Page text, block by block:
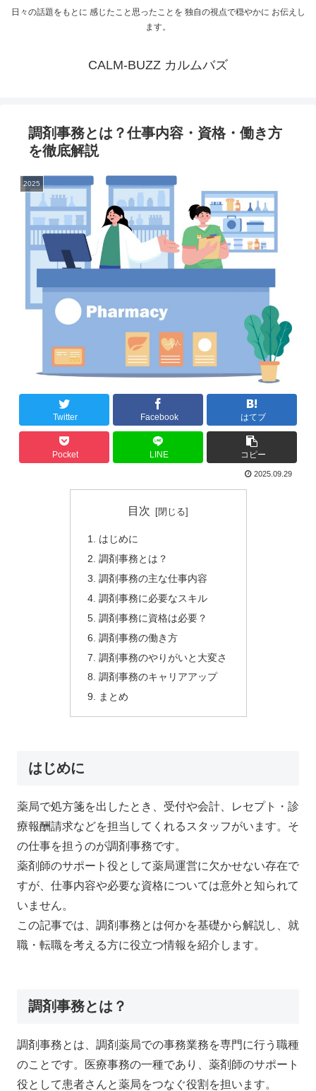
日々の話題をもとに 感じたこと思ったことを 独自の視点で穏やかに お伝えし
ます。
CALM-BUZZ カルムバズ
調剤事務とは？仕事内容・資格・働き方
を徹底解説
2025
Twitter Facebook はてブ
Pocket LINE コピー
2025.09.29
目次
はじめに
調剤事務とは？
調剤事務の主な仕事内容
調剤事務に必要なスキル
調剤事務に資格は必要？
調剤事務の働き方
調剤事務のやりがいと大変さ
調剤事務のキャリアアップ
まとめ
はじめに
薬局で処方箋を出したとき、受付や会計、レセプト・診
療報酬請求などを担当してくれるスタッフがいます。そ
の仕事を担うのが調剤事務です。
薬剤師のサポート役として薬局運営に欠かせない存在で
すが、仕事内容や必要な資格については意外と知られて
いません。
この記事では、調剤事務とは何かを基礎から解説し、就
職・転職を考える方に役立つ情報を紹介します。
調剤事務とは？
調剤事務とは、調剤薬局での事務業務を専門に行う職種
のことです。医療事務の一種であり、薬剤師のサポート
役として患者さんと薬局をつなぐ役割を担います。